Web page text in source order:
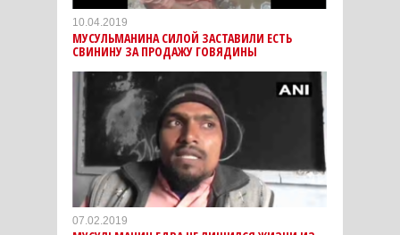
10.04.2019
МУСУЛЬМАНИНА СИЛОЙ ЗАСТАВИЛИ ЕСТЬ
СВИНИНУ ЗА ПРОДАЖУ ГОВЯДИНЫ
07.02.2019